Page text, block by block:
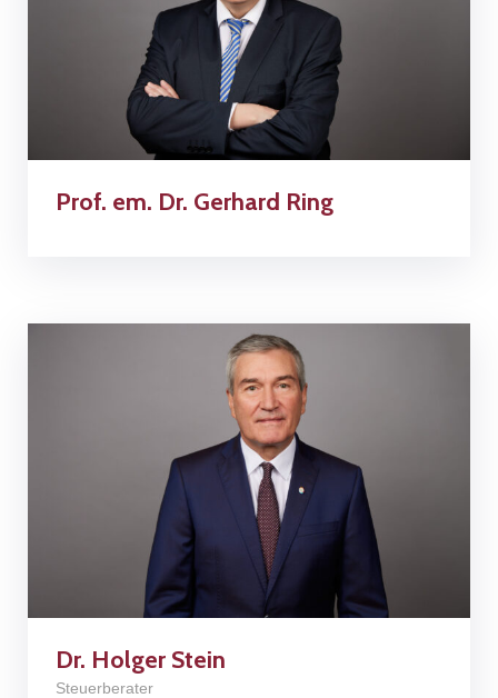
Prof. em. Dr. Gerhard Ring
Dr. Holger Stein
Steuerberater